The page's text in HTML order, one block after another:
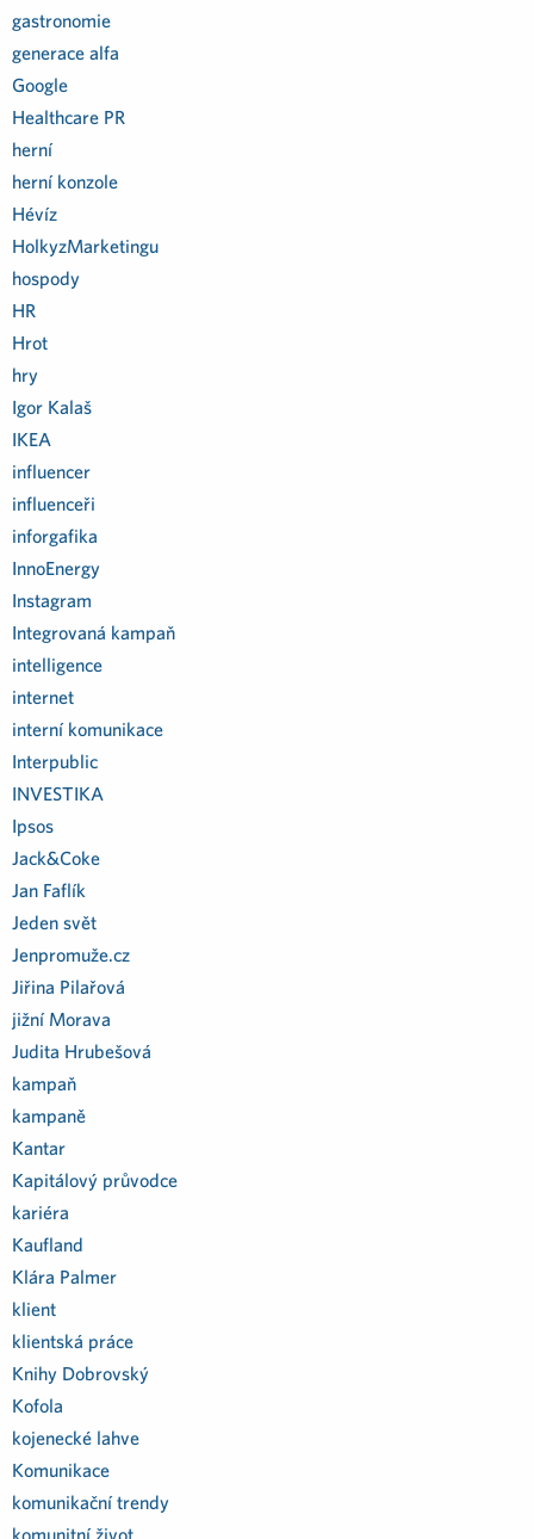
gastronomie
generace alfa
Google
Healthcare PR
herní
herní konzole
Hévíz
HolkyzMarketingu
hospody
HR
Hrot
hry
Igor Kalaš
IKEA
influencer
influenceři
inforgafika
InnoEnergy
Instagram
Integrovaná kampaň
intelligence
internet
interní komunikace
Interpublic
INVESTIKA
Ipsos
Jack&Coke
Jan Faflík
Jeden svět
Jenpromuže.cz
Jiřina Pilařová
jižní Morava
Judita Hrubešová
kampaň
kampaně
Kantar
Kapitálový průvodce
kariéra
Kaufland
Klára Palmer
klient
klientská práce
Knihy Dobrovský
Kofola
kojenecké lahve
Komunikace
komunikační trendy
komunitní život